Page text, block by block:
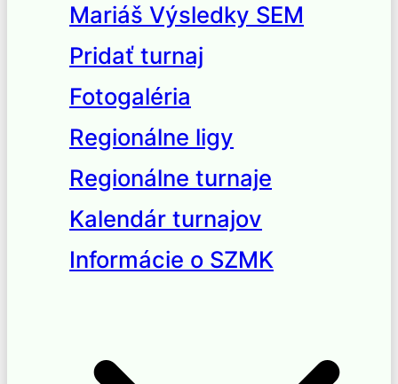
Mariáš Výsledky SEM
Pridať turnaj
Fotogaléria
Regionálne ligy
Regionálne turnaje
Kalendár turnajov
Informácie o SZMK